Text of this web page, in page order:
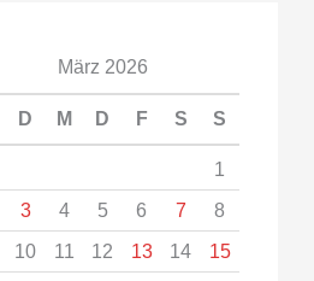
März 2026
D M D F S S
1
3 4 5 6 7
8
10 11 12 13 14
15